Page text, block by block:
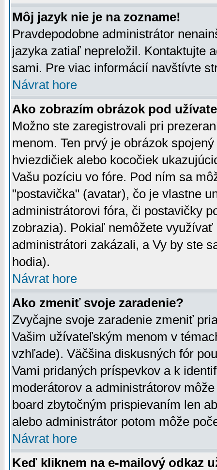
Môj jazyk nie je na zozname!
Pravdepodobne administrátor
jazyka zatiaľ nepreložil. Kontaktujte
sami. Pre viac informácií navštívte
Návrat hore
Ako zobrazím obrázok pod
Možno ste zaregistrovali pri
menom. Ten prvý je obrázok
hviezdičiek alebo kocočiek
Vašu pozíciu vo fóre. Pod ním sa
"postavička" (avatar), čo je vlastne
administrátorovi fóra, či postavičky
zobrazia). Pokiaľ nemôžete
administrátori zakázali, a Vy by ste
hodia).
Návrat hore
Ako zmeniť svoje zaradenie?
Zvyčajne svoje zaradenie zmeniť
Vašim užívateľským menom v
vzhľade). Väčšina diskusných fór
Vami pridaných príspevkov a k
moderátorov a administrátorov
board zbytočným prispievaním len
alebo administrátor potom môže
Návrat hore
Keď kliknem na e-mailový odkaz